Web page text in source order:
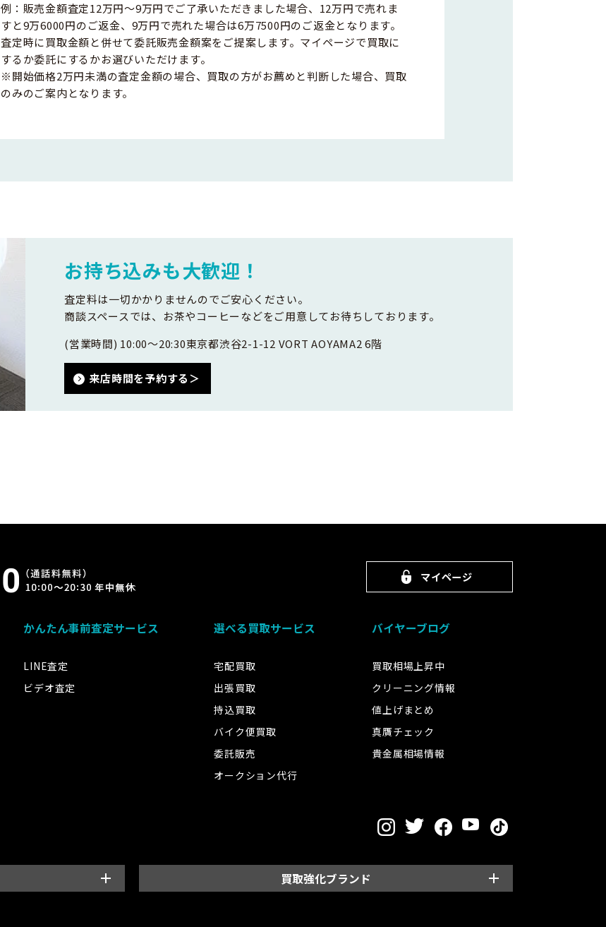
例：販売金額査定12万円～9万円でご了承いただきました場合、12万円で売れま
すと9万6000円のご返金、9万円で売れた場合は6万7500円のご返金となります。
査定時に買取金額と併せて委託販売金額案をご提案します。マイページで買取に
するか委託にするかお選びいただけます。
※開始価格2万円未満の査定金額の場合、買取の方がお薦めと判断した場合、買取
のみのご案内となります。
お持ち込みも大歓迎！
査定料は一切かかりませんのでご安心ください。
商談スペースでは、お茶やコーヒーなどをご用意してお待ちしております。
(営業時間) 10:00～20:30東京都渋谷2-1-12 VORT AOYAMA2 6階
来店時間を予約する＞
マイページ
かんたん事前査定サービス
LINE査定
ビデオ査定
選べる買取サービス
宅配買取
出張買取
持込買取
バイク便買取
委託販売
オークション代行
バイヤーブログ
買取相場上昇中
クリーニング情報
値上げまとめ
真贋チェック
貴金属相場情報
買取強化ブランド